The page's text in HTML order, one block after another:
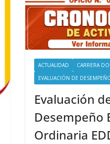
ACTUALIDAD CARRERA
EVALUACIÓN DE
Evaluación
Desempeño
Ordinaria